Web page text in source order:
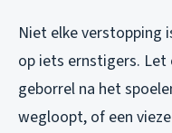
Niet elke verstopping
op iets ernstigers. Let
geborrel na het
wegloopt, of een